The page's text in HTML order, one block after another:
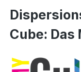
Cube: Das